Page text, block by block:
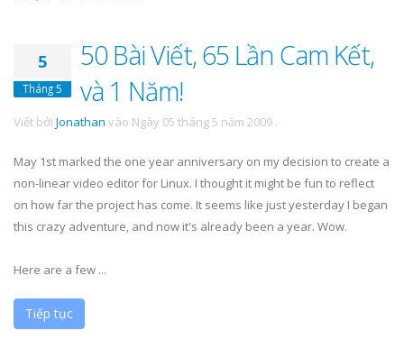
5
Tháng 5
50 Bài Viết, 65 Lần Cam Kết,
và 1 Năm!
Viết bởi Jonathan vào Ngày 05 tháng 5 năm 2009 .
May 1st marked the one year anniversary on my decision to create a
non-linear video editor for Linux. I thought it might be fun to reflect
on how far the project has come. It seems like just yesterday I began
this crazy adventure, and now it's already been a year. Wow.
Here are a few ...
Tiếp tục